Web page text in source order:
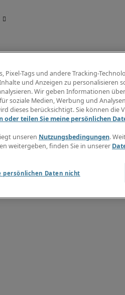
Info Center
Jobübersicht
Gehaltsübersicht
E-Learning
Pixel-Tags und andere Tracking-
und Anzeigen zu personalisieren
Wir geben Informationen
soziale Medien, Werbung und
dieses berücksichtigt. Sie können die
oder teilen Sie meine persönlichen
unseren Nutzungsbedingungen.
weitergeben, finden Sie in unserer
persönlichen Daten nicht